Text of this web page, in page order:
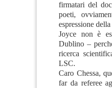
firmatari del
poeti,
espressione
Joyce non è
Dublino –
ricerca
LSC.
Caro Chessa,
far da referee